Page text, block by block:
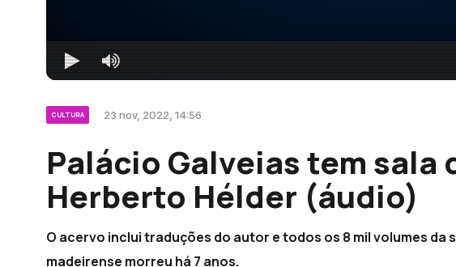
CULTURA 23 nov, 2022, 14:56
Palácio Galveias tem sala
Herberto Hélder (áudio)
O acervo inclui traduções do autor e todos os 8 mil volumes da
madeirense morreu há 7 anos.